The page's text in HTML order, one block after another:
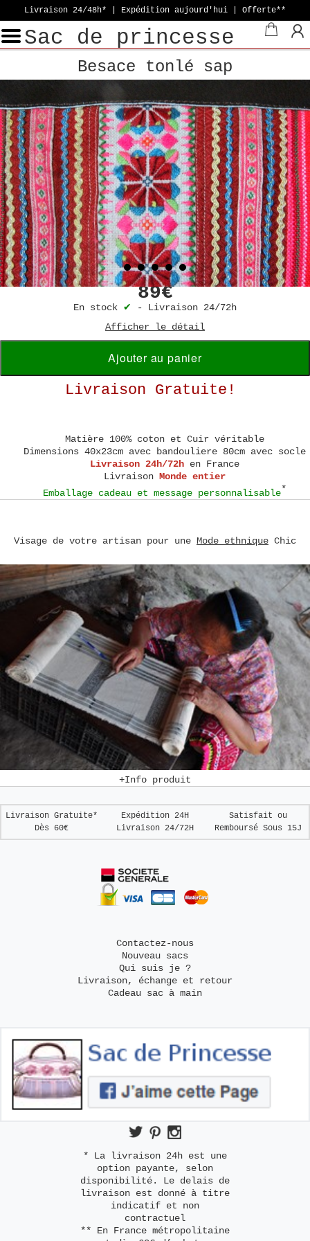
Sac de princesse
Livraison 24/48h* | Expédition aujourd'hui | Offerte**
Besace tonlé sap
89€
En stock ✔ - Livraison 24/72h
Afficher le détail
Ajouter au panier
Livraison Gratuite!
Matière 100% coton et Cuir véritable
Dimensions 40x23cm avec bandouliere 80cm avec socle
Livraison 24h/72h en France
LivraisonMonde entier
Emballage cadeau et message personnalisable*
Visage de votre artisan pour une Mode ethnique Chic
+Info produit
Livraison Gratuite*
Dès 60€
Expédition 24H
Livraison 24/72H
Satisfait ou
Remboursé Sous 15J
Contactez-nous
Nouveau sacs
Qui suis je ?
Livraison, échange et retour
Cadeau sac à main
* La livraison 24h est une
option payante, selon
disponibilité. Le delais de
livraison est donné à titre
indicatif et non
contractuel
** En France métropolitaine